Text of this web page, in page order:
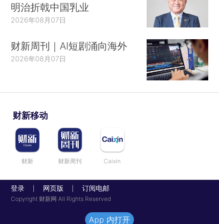
明治折戟中国乳业
2026年08月07日
财新周刊｜AI短剧涌向海外
2026年08月07日
财新移动
财新 财新周刊 Caixin
登录 网页版 订阅电邮
Copyright 财新网 All Rights Reserved
App 内打开